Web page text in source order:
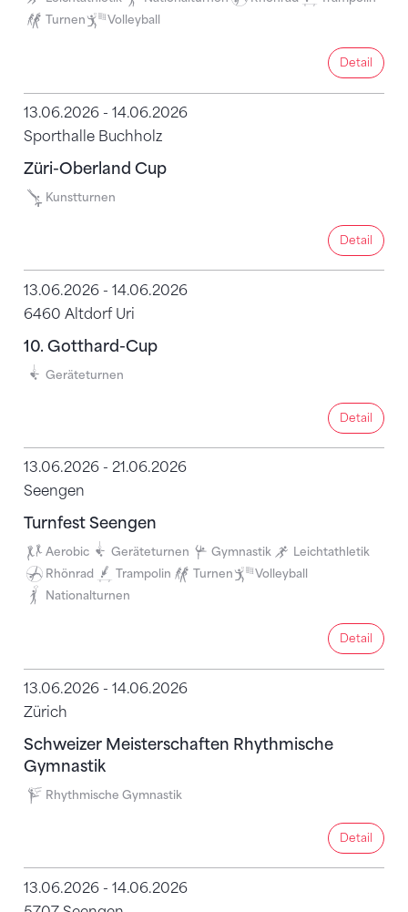
Turnen
Volleyball
Detail Detail
13.06.2026 - 14.06.2026
Sporthalle Buchholz
Züri-Oberland Cup
Kunstturnen
Detail Detail
13.06.2026 - 14.06.2026
6460 Altdorf Uri
10. Gotthard-Cup
Geräteturnen
Detail Detail
13.06.2026 - 21.06.2026
Seengen
Turnfest Seengen
Aerobic Geräteturnen Gymnastik
Leichtathletik
Rhönrad
Trampolin Turnen
Volleyball
Nationalturnen
Detail Detail
13.06.2026 - 14.06.2026
Zürich
Schweizer Meisterschaften Rhythmische
Gymnastik
Rhythmische Gymnastik
Detail Detail
13.06.2026 - 14.06.2026